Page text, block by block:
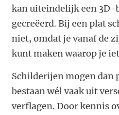
kan uiteindelijk een 3D-
gecreëerd. Bij een plat
niet, omdat je vanaf de
kunt maken waarop je
Schilderijen mogen dan
bestaan wél vaak uit
verflagen. Door kennis